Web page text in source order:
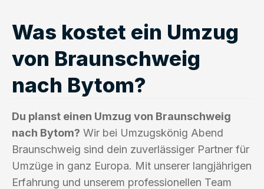
Was kostet ein Umzug
von Braunschweig
nach Bytom?
Du planst einen Umzug von Braunschweig
nach Bytom? Wir bei Umzugskönig Abend
Braunschweig sind dein zuverlässiger Partner für
Umzüge in ganz Europa. Mit unserer langjährigen
Erfahrung und unserem professionellen Team